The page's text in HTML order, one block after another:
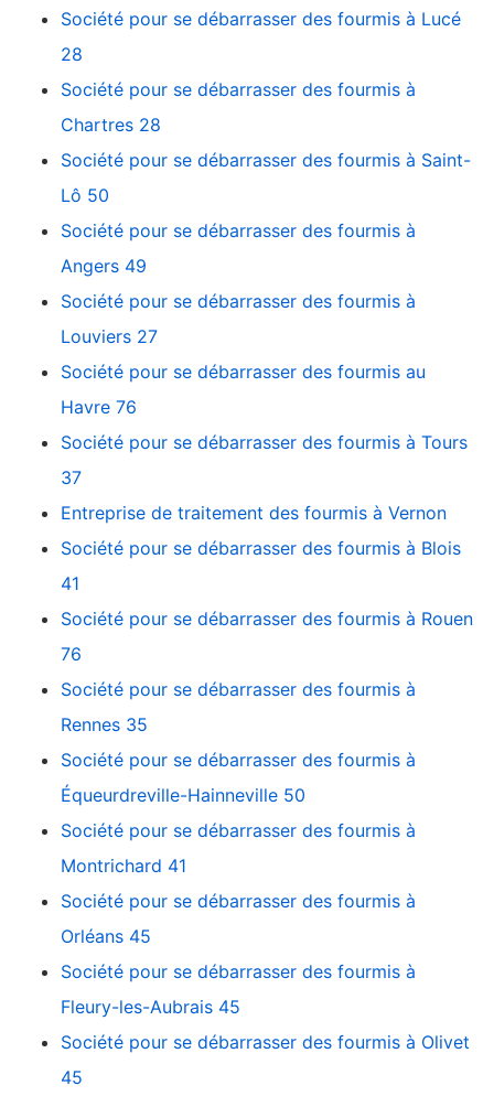
Société pour se débarrasser des fourmis à Lucé
28
Société pour se débarrasser des fourmis à
Chartres 28
Société pour se débarrasser des fourmis à Saint-
Lô 50
Société pour se débarrasser des fourmis à
Angers 49
Société pour se débarrasser des fourmis à
Louviers 27
Société pour se débarrasser des fourmis au
Havre 76
Société pour se débarrasser des fourmis à Tours
37
Entreprise de traitement des fourmis à Vernon
Société pour se débarrasser des fourmis à Blois
41
Société pour se débarrasser des fourmis à Rouen
76
Société pour se débarrasser des fourmis à
Rennes 35
Société pour se débarrasser des fourmis à
Équeurdreville-Hainneville 50
Société pour se débarrasser des fourmis à
Montrichard 41
Société pour se débarrasser des fourmis à
Orléans 45
Société pour se débarrasser des fourmis à
Fleury-les-Aubrais 45
Société pour se débarrasser des fourmis à Olivet
45